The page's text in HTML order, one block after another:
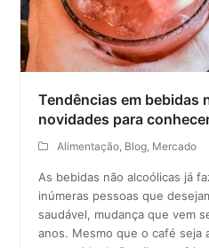
Tendências em bebidas
novidades para
Alimentação, Blog, Mercado
As bebidas não alcoólicas já
inúmeras pessoas que
saudável, mudança que vem
anos. Mesmo que o café seja